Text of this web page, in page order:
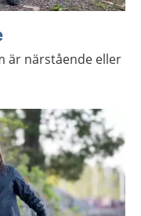
är närstående eller